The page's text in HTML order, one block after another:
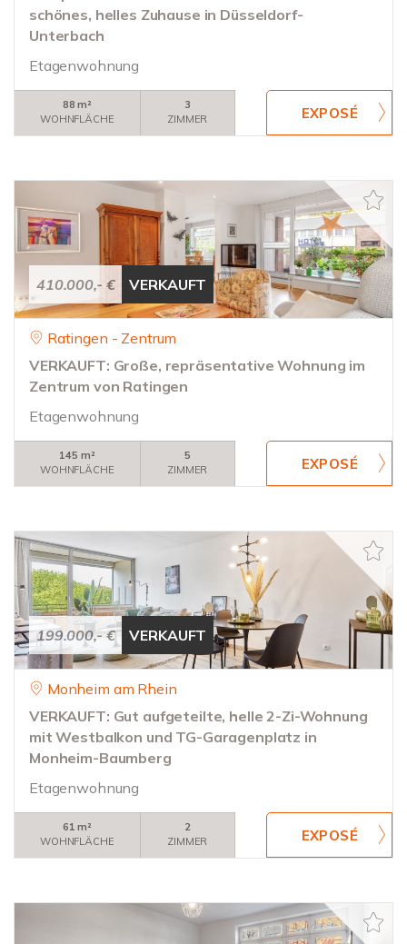
schönes, helles Zuhause in Düsseldorf-
Unterbach
Etagenwohnung
88 m²
WOHNFLÄCHE
3
ZIMMER
410.000,- € VERKAUFT
Ratingen - Zentrum
VERKAUFT: Große, repräsentative Wohnung im
Zentrum von Ratingen
Etagenwohnung
145 m²
WOHNFLÄCHE
5
ZIMMER
199.000,- € VERKAUFT
Monheim am Rhein
VERKAUFT: Gut aufgeteilte, helle 2-Zi-Wohnung
mit Westbalkon und TG-Garagenplatz in
Monheim-Baumberg
Etagenwohnung
61 m²
WOHNFLÄCHE
2
ZIMMER